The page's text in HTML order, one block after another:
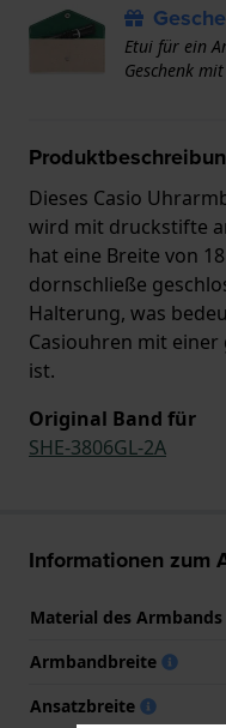
Etui für ein
Geschenk
Dieses Casio
wird mit druckstifte
hat eine Breite von
dornschließe
Halterung, was
Casiouhren mit
ist.
Original Band für
SHE-3806GL-2A
Informationen zum
Material des Armbands
Armbandbreite
Ansatzbreite